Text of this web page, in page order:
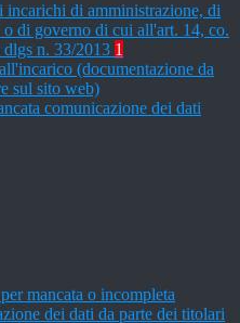
incarichi di amministrazione, di
o di governo di cui all'art. 14, co.
dlgs n. 33/2013 1
(documentazione da
sul sito web)
comunicazione dei dati
mancata o incompleta
dei dati da parte dei titolari